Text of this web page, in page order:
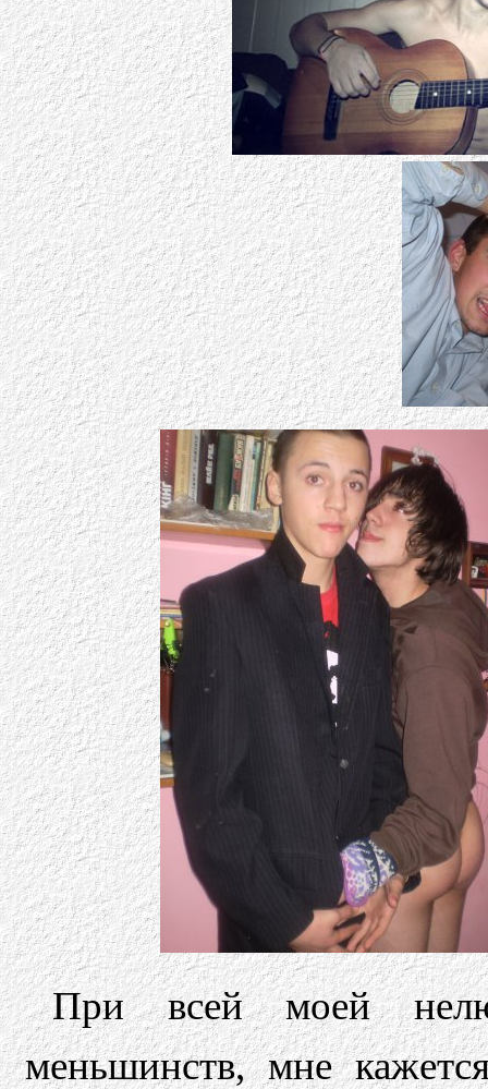
При всей моей
меньшинств, мне